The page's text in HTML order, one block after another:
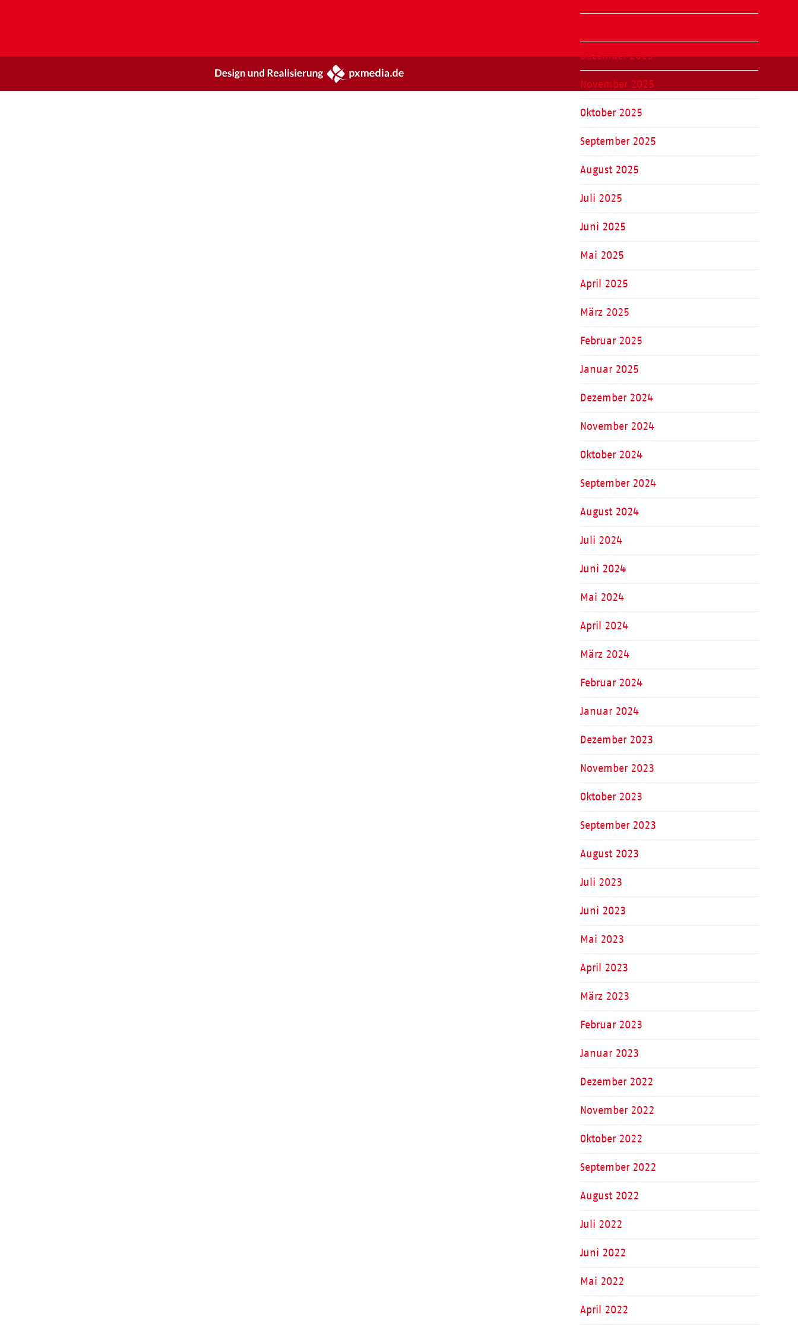
Dezember 2025
November 2025
Oktober 2025
September 2025
August 2025
Juli 2025
Juni 2025
Mai 2025
April 2025
März 2025
Februar 2025
Januar 2025
Dezember 2024
November 2024
Oktober 2024
September 2024
August 2024
Juli 2024
Juni 2024
Mai 2024
April 2024
März 2024
Februar 2024
Januar 2024
Dezember 2023
November 2023
Oktober 2023
September 2023
August 2023
Juli 2023
Juni 2023
Mai 2023
April 2023
März 2023
Februar 2023
Januar 2023
Dezember 2022
November 2022
Oktober 2022
September 2022
August 2022
Juli 2022
Juni 2022
Mai 2022
April 2022